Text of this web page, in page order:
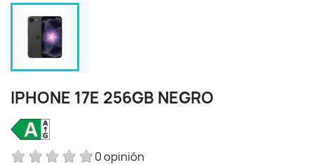
IPHONE 17E 256GB NEGRO
0 opinión